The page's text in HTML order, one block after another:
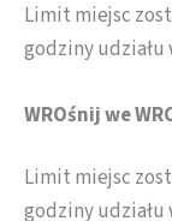
Limit miejsc
godziny udziału
WROśnij we
Limit miejsc
godziny udziału